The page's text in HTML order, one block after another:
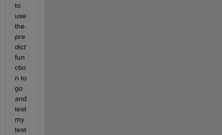
to
use
pre
dict
fun
ctio
n to
go
and
test
my
test